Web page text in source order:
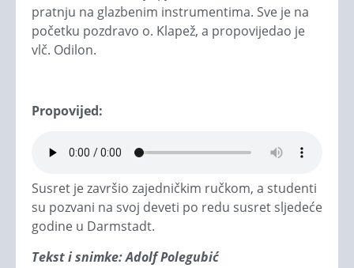
pratnju na glazbenim instrumentima. Sve je na
početku pozdravo o. Klapež, a propovijedao je
vlč. Odilon.
Propovijed:
Susret je završio zajedničkim ručkom, a studenti
su pozvani na svoj deveti po redu susret sljedeće
godine u Darmstadt.
Tekst i snimke: Adolf Polegubić